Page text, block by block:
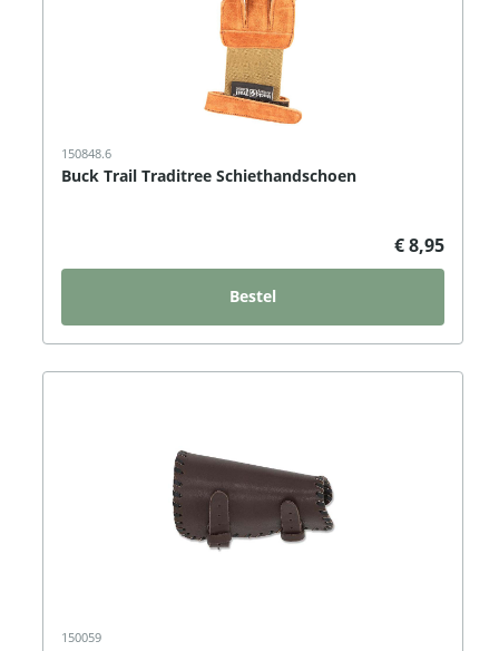
150848.6
Buck Trail Traditree Schiethandschoen
€ 8,95
Bestel
150059